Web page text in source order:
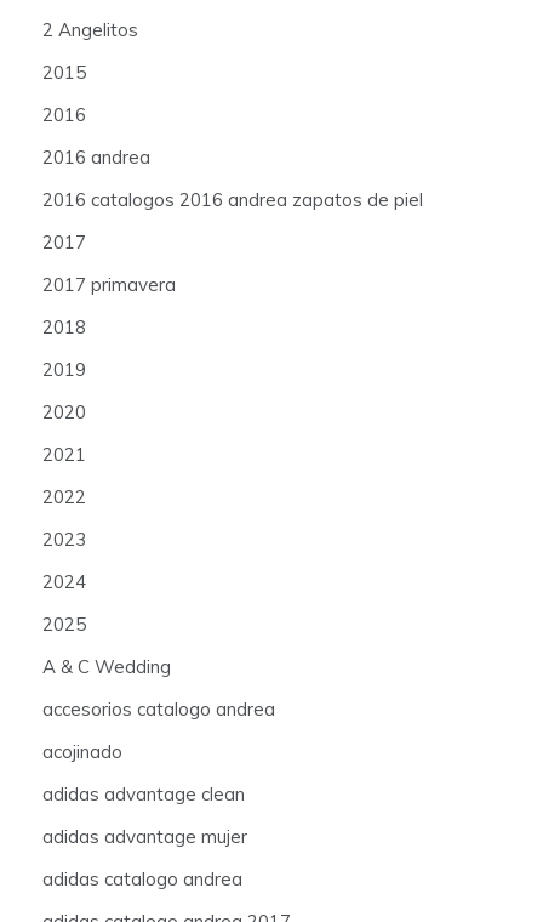
2 Angelitos
2015
2016
2016 andrea
2016 catalogos 2016 andrea zapatos de piel
2017
2017 primavera
2018
2019
2020
2021
2022
2023
2024
2025
A & C Wedding
accesorios catalogo andrea
acojinado
adidas advantage clean
adidas advantage mujer
adidas catalogo andrea